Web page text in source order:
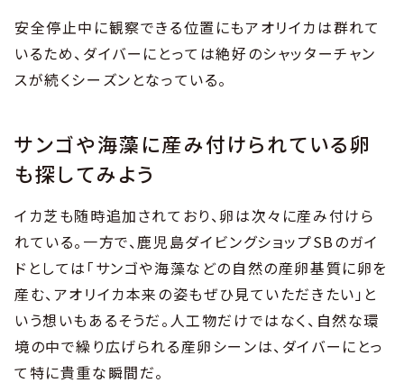
安全停止中に観察できる位置にもアオリイカは群れて
いるため、ダイバーにとっては絶好のシャッターチャン
スが続くシーズンとなっている。
サンゴや海藻に産み付けられている卵
も探してみよう
イカ芝も随時追加されており、卵は次々に産み付けら
れている。一方で、鹿児島ダイビングショップSBのガイ
ドとしては「サンゴや海藻などの自然の産卵基質に卵を
産む、アオリイカ本来の姿もぜひ見ていただきたい」と
いう想いもあるそうだ。人工物だけではなく、自然な環
境の中で繰り広げられる産卵シーンは、ダイバーにとっ
て特に貴重な瞬間だ。